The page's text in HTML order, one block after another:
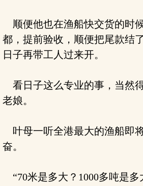
顺便他也在渔船快交货的时
都，提前验收，顺便把尾款结
日子再带工人过来开。
看日子这么专业的事，当然
老娘。
叶母一听全港最大的渔船即
奋。
“70米是多大？1000多吨是